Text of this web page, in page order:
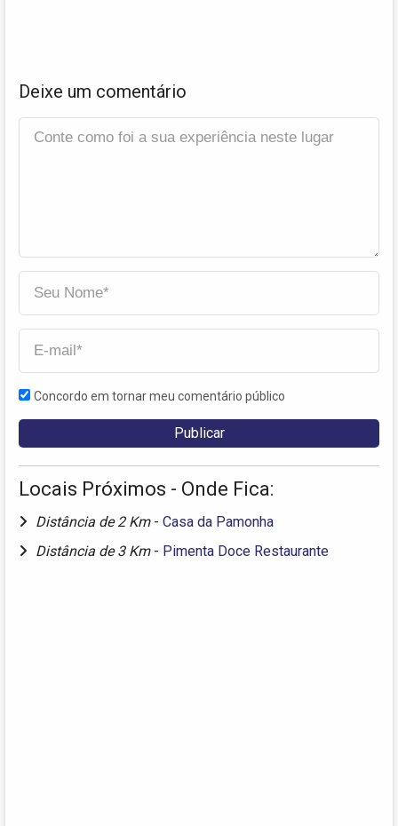
Deixe um comentário
Concordo em tornar meu comentário público
Locais Próximos - Onde Fica:
Distância de 2 Km - Casa da Pamonha
Distância de 3 Km - Pimenta Doce Restaurante